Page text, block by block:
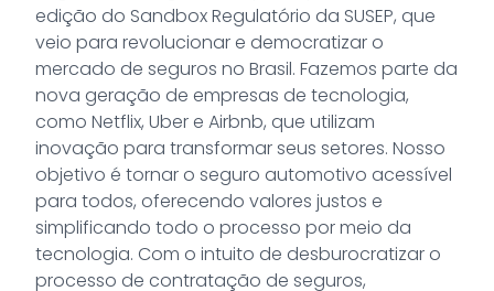
edição do Sandbox Regulatório da SUSEP, que
veio para revolucionar e democratizar o
mercado de seguros no Brasil. Fazemos parte da
nova geração de empresas de tecnologia,
como Netflix, Uber e Airbnb, que utilizam
inovação para transformar seus setores. Nosso
objetivo é tornar o seguro automotivo acessível
para todos, oferecendo valores justos e
simplificando todo o processo por meio da
tecnologia. Com o intuito de desburocratizar o
processo de contratação de seguros,